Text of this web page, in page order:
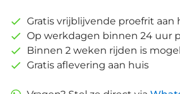
Gratis vrijblijvende proefrit aan
Op werkdagen binnen 24 uur
Binnen 2 weken rijden is
Gratis aflevering aan huis